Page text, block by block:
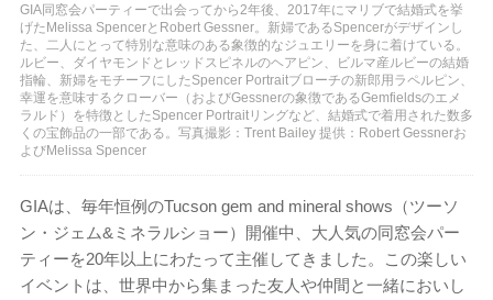
GIA同窓会パーティーで出会ってから2年後、2017年にマリブで結婚式を挙
げたMelissa SpencerとRobert Gessner。新婦であるSpencerがデザインし
た、二人にとって特別な意味のある象徴的なジュエリーを身に着けている。
ルビー、ダイヤモンドとレッドスピネルのヘアピン、ビルマ産ルビーの結婚
指輪、新婦をモチーフにしたSpencer Portraitブローチの新郎用ラペルピン、
幸運を意味するクローバー（およびGessnerの象徴であるGemfieldsのエメ
ラルド）を特徴としたSpencer Portraitリングなど、結婚式で着用された数多
くの宝飾品の一部である。写真撮影：Trent Bailey 提供：Robert Gessnerお
よびMelissa Spencer
GIAは、毎年恒例のTucson gem and mineral shows（ツーソ
ン・ジェム&ミネラルショー）開催中、大人気の同窓会パー
ティーを20年以上にわたって主催してきました。この楽しい
イベントは、世界中から集まった友人や仲間と一緒においし